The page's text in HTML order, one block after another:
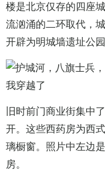
楼是北京仅存的四座
流汹涌的二环取代，
开辟为明城墙遗址公园
旧时前门商业街集中
开。这些西药房为西
璃橱窗。照片中左边
房。